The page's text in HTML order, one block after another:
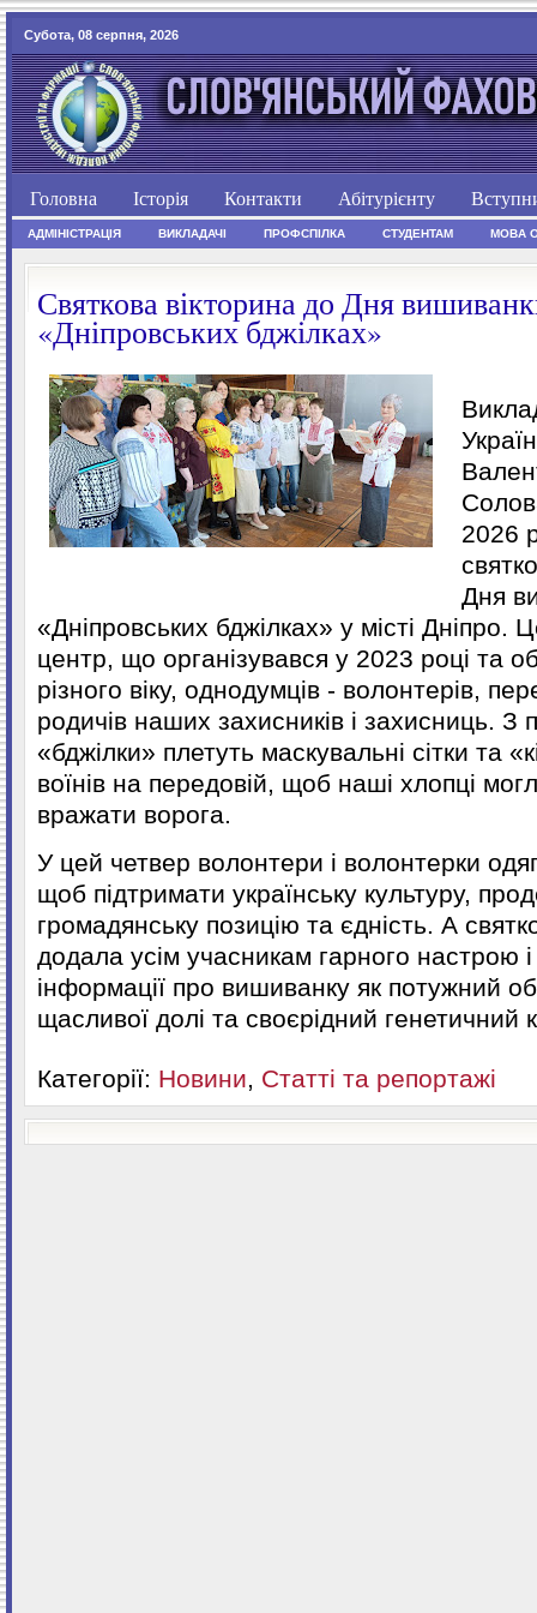
Субота, 08 серпня, 2026
Головна Історія Контакти Абітурієнту
АДМІНІСТРАЦІЯ ВИКЛАДАЧІ ПРОФСПІЛКА СТУДЕНТАМ МОВА
Святкова вікторина до Дня
«Дніпровських бджілках»
2026
Дня
«Дніпровських бджілках» у місті Дніпро.
центр, що організувався у 2023 році та
різного віку, однодумців - волонтерів,
родичів наших захисників і захисниць. З
«бджілки» плетуть маскувальні сітки та
воїнів на передовій, щоб наші хлопці
вражати ворога.
У цей четвер волонтери і волонтерки
щоб підтримати українську культуру,
громадянську позицію та єдність. А
додала усім учасникам гарного настрою і
інформації про вишиванку як потужний
щасливої долі та своєрідний генетичний
Категорії: Новини Статті та репортажі